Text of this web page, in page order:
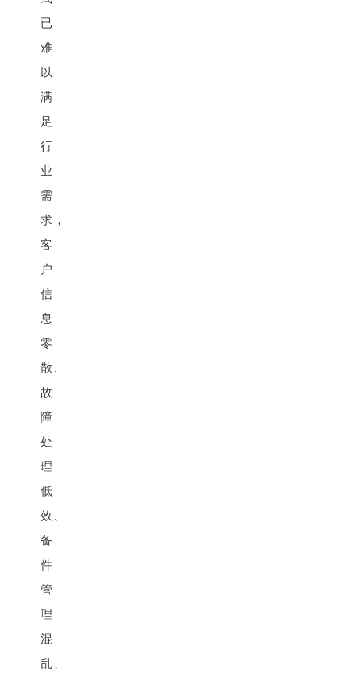
已
难
以
满
足
行
业
需
求，
客
户
信
息
零
散、
故
障
处
理
低
效、
备
件
管
理
混
乱、